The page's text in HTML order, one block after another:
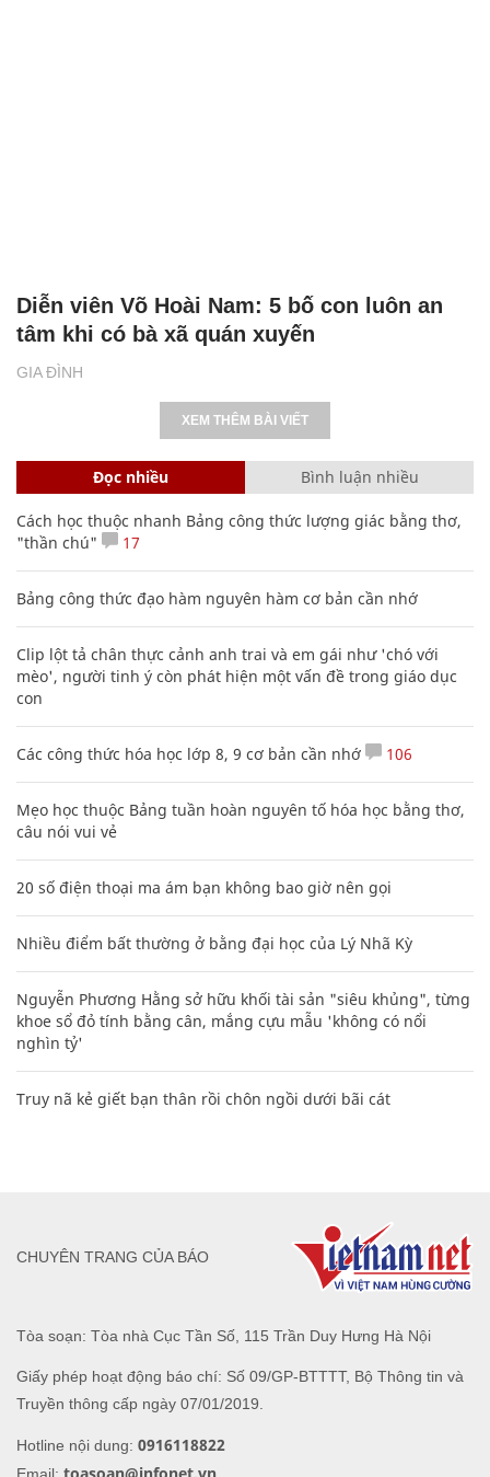
GIA ĐÌNH
Diễn viên Võ Hoài Nam: 5 bố con luôn an
tâm khi có bà xã quán xuyến
XEM THÊM BÀI VIẾT
Đọc nhiều Bình luận nhiều
Cách học thuộc nhanh Bảng công thức lượng giác bằng thơ,
"thần chú"
17
Bảng công thức đạo hàm nguyên hàm cơ bản cần nhớ
Clip lột tả chân thực cảnh anh trai và em gái như 'chó với
mèo', người tinh ý còn phát hiện một vấn đề trong giáo dục
con
Các công thức hóa học lớp 8, 9 cơ bản cần nhớ 106
Mẹo học thuộc Bảng tuần hoàn nguyên tố hóa học bằng thơ,
câu nói vui vẻ
20 số điện thoại ma ám bạn không bao giờ nên gọi
Nhiều điểm bất thường ở bằng đại học của Lý Nhã Kỳ
Nguyễn Phương Hằng sở hữu khối tài sản "siêu khủng", từng
khoe sổ đỏ tính bằng cân, mắng cựu mẫu 'không có nổi
nghìn tỷ'
Truy nã kẻ giết bạn thân rồi chôn ngồi dưới bãi cát
Tòa soạn: Tòa nhà Cục Tần Số, 115 Trần Duy Hưng Hà Nội
Giấy phép hoạt động báo chí: Số 09/GP-BTTTT, Bộ Thông tin và
Truyền thông cấp ngày 07/01/2019.
Hotline nội dung: 0916118822
CHUYÊN TRANG CỦA BÁO